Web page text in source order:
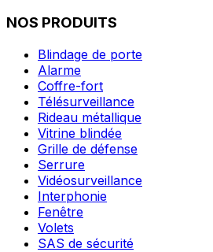
NOS PRODUITS
Blindage de porte
Alarme
Coffre-fort
Télésurveillance
Rideau métallique
Vitrine blindée
Grille de défense
Serrure
Vidéosurveillance
Interphonie
Fenêtre
Volets
SAS de sécurité